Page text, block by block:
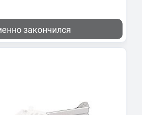
закончился